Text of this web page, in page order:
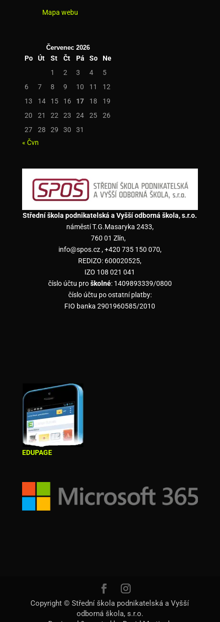
Mapa webu
Červenec 2026
Po Út St Čt Pá So
Ne
1
2 3 4
5
6
7 8 9 10 11
12
13
14 15 16 17 18
19
20
21 22 23 24 25
26
27
28 29 30
31
« Čvn
Střední škola podnikatelská a Vyšší odborná škola, s.r.o.
náměstí T.G.Masaryka 2433,
760 01 Zlín,
info@spos.cz , +420 735 150 070,
REDIZO: 600020525,
IZO 108 021 041
číslo účtu proškolné: 1409893339/0800
číslo účtu po ostatní platby:
FIO banka 2901960585/2010
EDUPAGE
Copyright © Střední škola podnikatelská a Vyšší
odborná škola, s.r.o.